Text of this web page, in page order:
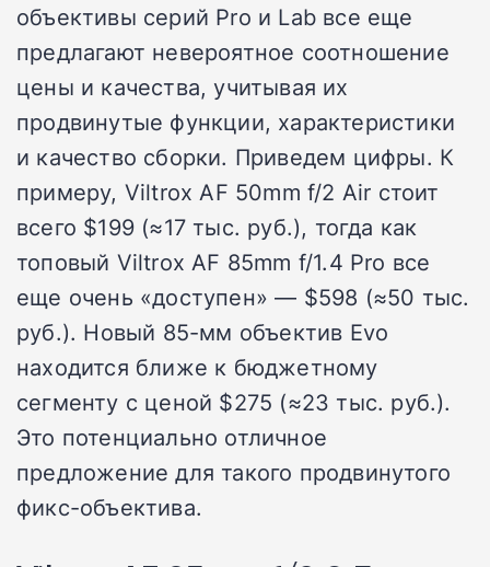
объективы серий Pro и Lab все еще
предлагают невероятное соотношение
цены и качества, учитывая их
продвинутые функции, характеристики
и качество сборки. Приведем цифры. К
примеру, Viltrox AF 50mm f/2 Air стоит
всего $199 (≈17 тыс. руб.), тогда как
топовый Viltrox AF 85mm f/1.4 Pro все
еще очень «доступен» — $598 (≈50 тыс.
руб.). Новый 85-мм объектив Evo
находится ближе к бюджетному
сегменту с ценой $275 (≈23 тыс. руб.).
Это потенциально отличное
предложение для такого продвинутого
фикс-объектива.